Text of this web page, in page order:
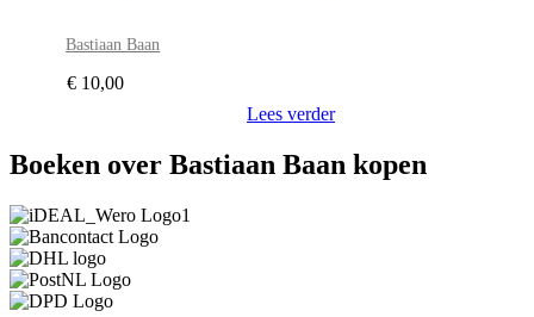
Bastiaan Baan
€ 10,00
Lees verder
Boeken over Bastiaan Baan kopen